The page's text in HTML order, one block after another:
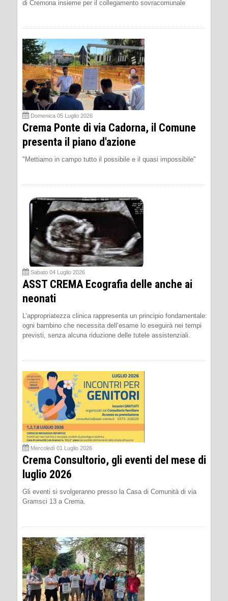
di Cremona insieme per il collegamento sovracomunale
Domenica 05 Luglio 2026
Crema Ponte di via Cadorna, il Comune
presenta il piano d'azione
"Mettiamo in campo tutto il possibile e il quasi impossibile"
Sabato 04 Luglio 2026
ASST CREMA Ecografia delle anche ai
neonati
L’appropriatezza clinica rappresenta un principio fondamentale:
ogni bambino che necessita dell’esame lo eseguirà nei tempi
previsti, senza alcuna riduzione delle tutele assistenziali.
Mercoledì 01 Luglio 2026
Crema Consultorio, gli eventi del mese di
luglio 2026
Gli eventi si svolgeranno presso la Casa di Comunità di via
Gramsci 13 a Crema.